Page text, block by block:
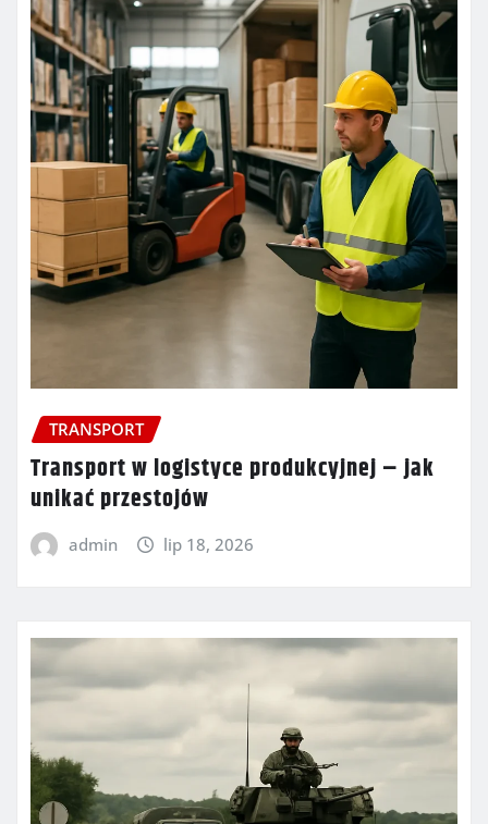
TRANSPORT
Transport w logistyce produkcyjnej – jak
unikać przestojów
admin lip 18, 2026